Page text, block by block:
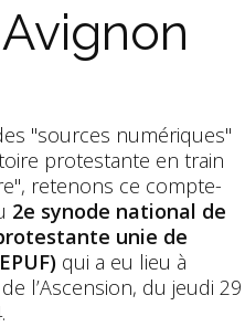
"sources numériques"
protestante en train
retenons ce compte-
2e synode national de
unie de
qui a eu lieu à
l’Ascension, du jeudi 29